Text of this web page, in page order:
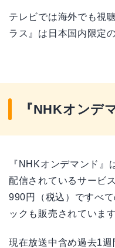
テレビでは海外でも視
ラス』は日本国内限定
『NHKオンデ
『NHKオンデマンド
配信されているサービ
990円（税込）ですべ
ックも販売されています
現在放送中含め過去1